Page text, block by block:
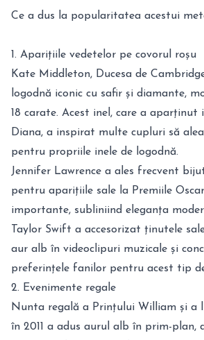
Ce a dus la popularitatea acestui
1. Aparițiile vedetelor pe covorul roșu
Kate Middleton, Ducesa de
logodnă iconic cu safir și diamante,
18 carate. Acest inel, care a aparținut
Diana, a inspirat multe cupluri să
pentru propriile inele de logodnă.
Jennifer Lawrence a ales frecvent
pentru aparițiile sale la Premiile
importante, subliniind eleganța
Taylor Swift a accesorizat ținutele
aur alb în videoclipuri muzicale și
preferințele fanilor pentru acest tip
2. Evenimente regale
Nunta regală a Prințului William și a
în 2011 a adus aurul alb în prim-